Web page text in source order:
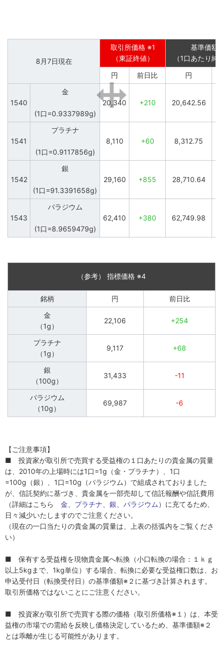
1/21 3/6 4/20 6/5 7/17
1/21 3/6 4/20 6/5 7/17
1/21 3/6 4/20 6/5 7/17
8月7日現在
取引所価格 ※1
（東証終値）
基準価額
（1口あたり純
円
前日比 円
1540
(1口=0.9337989g)
20,340 +210 20,642.56
1541
(1口=0.9117856g)
8,110 +60 8,312.75
1542
(1口=91.3391658g)
29,160 +855 28,710.64
1543
(1口=8.9659479g)
62,410 +380 62,749.98
（参考） 指標価格 ※4
銘柄 円
前日比
金
（1g）
22,106 +254
プラチナ
（1g）
9,117 +68
銀
（100g）
31,433 -11
パラジウム
（10g）
69,987 -6
【ご注意事項】
■ 投資家が取引所で売買する受益権の１口あたりの貴金属の質量
は、2010年の上場時には1口=1g（金・プラチナ）、1口
=100g（銀）、1口=10g（パラジウム）で組成されておりました
が、信託契約に基づき、貴金属を一部売却して信託報酬や信託費用
（詳細はこちら 金 プラチナ 銀 パラジウム ）に充てるため、
日々減少いたしますのでご注意ください。
（現在の一口当たりの貴金属の質量は、上表の括弧内をご覧くださ
い）
■ 保有する受益権を現物貴金属へ転換（小口転換の場合：１ｋｇ
以上5kgまで、1kg単位）する場合、転換に必要な受益権口数は、お
申込受付日（転換受付日）の基準価額※２に基づき計算されます。
取引所価格ではないことにご注意ください。
■ 投資家が取引所で売買する際の価格（取引所価格※１）は、本受
益権の市場での需給を反映し価格決定しているため、基準価額※２
とは乖離が生じる可能性があります。